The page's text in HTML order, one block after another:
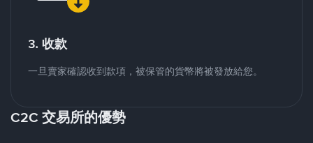
3. 收款
一旦賣家確認收到款項，被保管的貨幣將被發放給您。
C2C 交易所的優勢